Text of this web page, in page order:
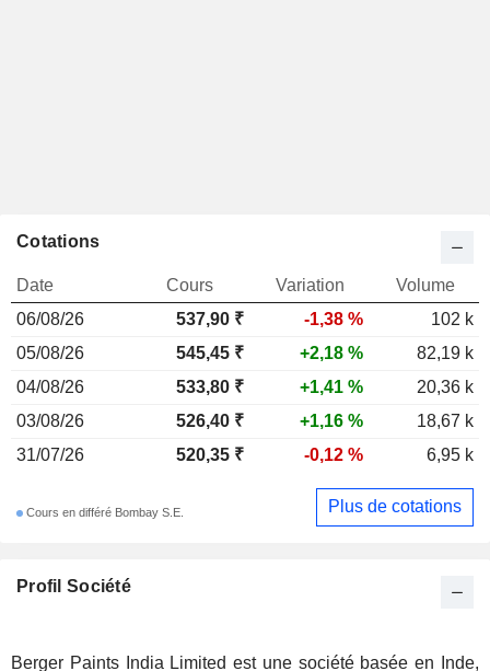
Profil Société
Berger Paints India Limited est une société basée en Inde,
Cotations
Date Cours Variation
Volume
06/08/26
537,90 ₹ -1,38 %
102 k
05/08/26
545,45 ₹ +2,18 %
82,19 k
04/08/26
533,80 ₹ +1,41 %
20,36 k
03/08/26
526,40 ₹ +1,16 %
18,67 k
31/07/26
520,35 ₹ -0,12 % 6,95 k
Cours en différé Bombay S.E. Plus de cotations